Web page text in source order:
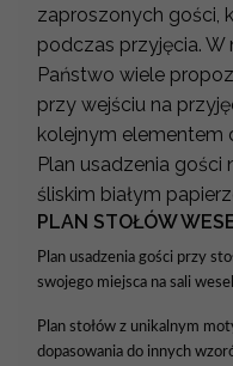
zaproszonych gości,
podczas przyjęcia. W
Państwo wiele
przy wejściu na
kolejnym elementem
Plan usadzenia gości
śliskim białym
PLAN STOŁÓW
Plan usadzenia gości przy
swojego miejsca na sali
Plan stołów z unikalnym
dopasowania do innych